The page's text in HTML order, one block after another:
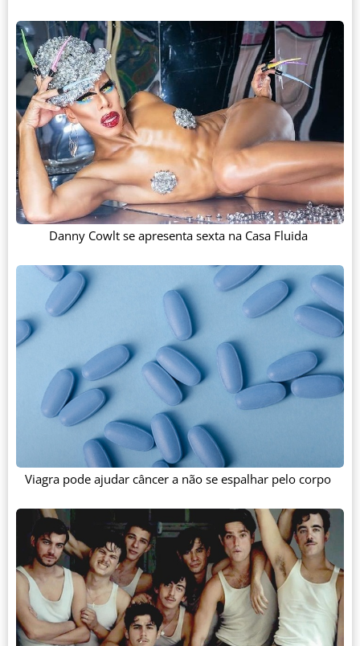
Danny Cowlt se apresenta sexta na Casa Fluida
Viagra pode ajudar câncer a não se espalhar pelo corpo